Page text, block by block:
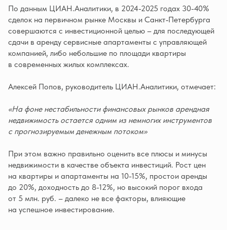
По данным ЦИАН.Аналитики, в 2024-2025 годах 30-40%
сделок на первичном рынке Москвы и Санкт‑Петербурга
совершаются с инвестиционной целью – для последующей
сдачи в аренду сервисные апартаменты с управляющей
компанией, либо небольшие по площади квартиры
в современных жилых комплексах.
Алексей Попов, руководитель ЦИАН.Аналитики, отмечает:
«На фоне нестабильности финансовых рынков арендная
недвижимость остается одним из немногих инструментов
с прогнозируемым денежным потоком»
При этом важно правильно оценить все плюсы и минусы
недвижимости в качестве объекта инвестиций. Рост цен
на квартиры и апартаменты на 10-15%, простои аренды
до 20%, доходность до 8-12%, но высокий порог входа
от 5 млн. руб. – далеко не все факторы, влияющие
на успешное инвестирование.